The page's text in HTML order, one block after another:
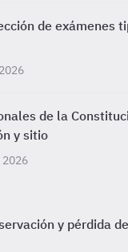
de exámenes
de la
y sitio
2026
y pérdida